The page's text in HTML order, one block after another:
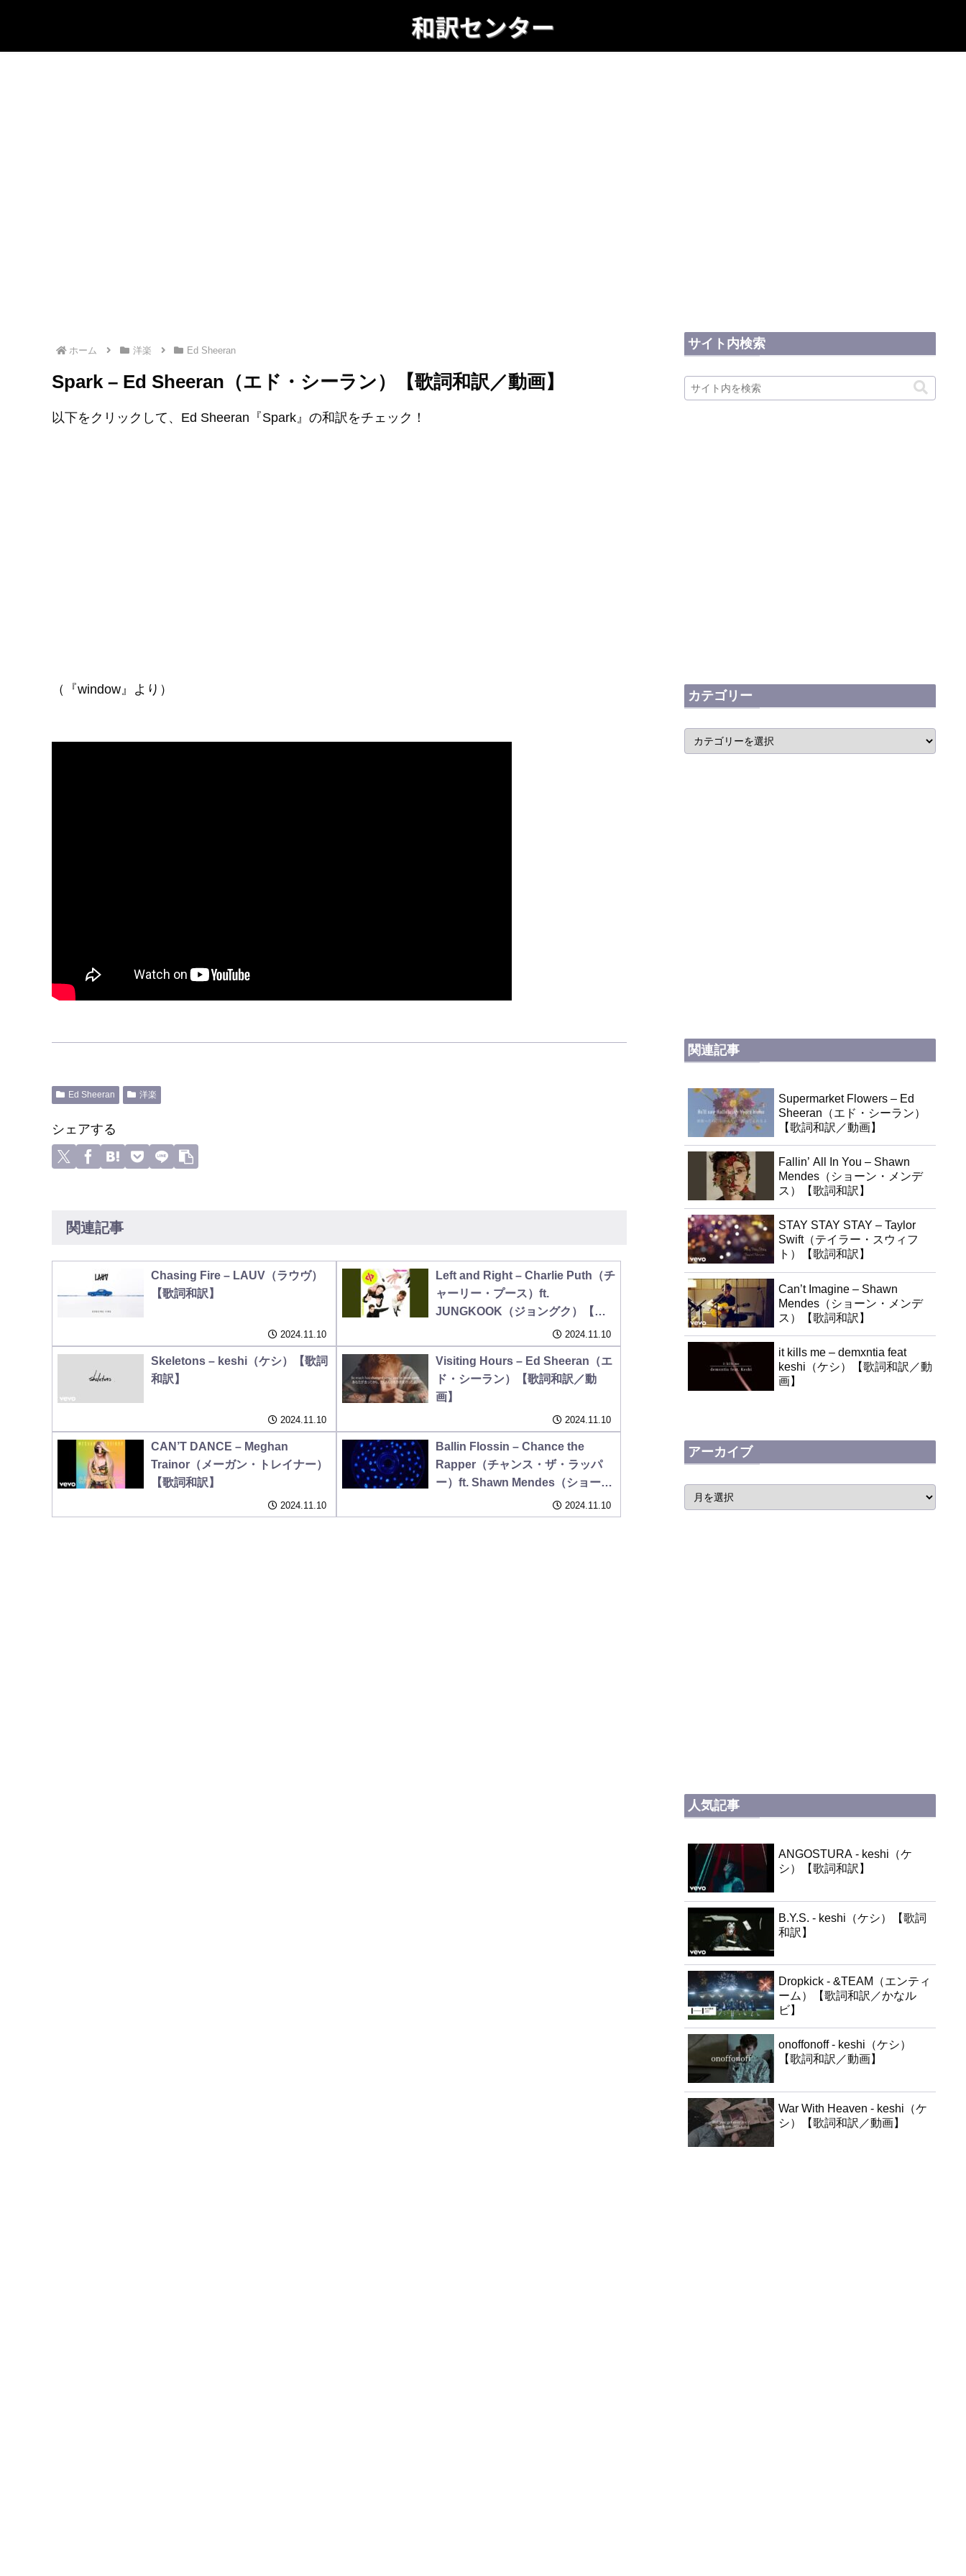
ホーム 洋楽 Ed Sheeran
Spark – Ed Sheeran（エド・シーラン）【歌詞和訳／動画】
以下をクリックして、Ed Sheeran『Spark』の和訳をチェック！
（『window』より）
Ed Sheeran 洋楽
シェアする
関連記事
Chasing Fire – LAUV（ラウヴ）
【歌詞和訳】
2024.11.10
Left and Right – Charlie Puth（チ
ャーリー・プース）ft.
JUNGKOOK（ジョングク）【歌
2024.11.10
Skeletons – keshi（ケシ）【歌詞
和訳】
2024.11.10
Visiting Hours – Ed Sheeran（エ
ド・シーラン）【歌詞和訳／動
画】
2024.11.10
CAN’T DANCE – Meghan
Trainor（メーガン・トレイナー）
【歌詞和訳】
2024.11.10
Ballin Flossin – Chance the
Rapper（チャンス・ザ・ラッパ
ー）ft. Shawn Mendes（ショー
ン・メンデス）【歌詞和訳】2024.11.10
サイト内検索
カテゴリー
関連記事
Supermarket Flowers – Ed
Sheeran（エド・シーラン）
【歌詞和訳／動画】
Fallin’ All In You – Shawn
Mendes（ショーン・メンデ
ス）【歌詞和訳】
STAY STAY STAY – Taylor
Swift（テイラー・スウィフ
ト）【歌詞和訳】
Can’t Imagine – Shawn
Mendes（ショーン・メンデ
ス）【歌詞和訳】
it kills me – demxntia feat
keshi（ケシ）【歌詞和訳／動
画】
アーカイブ
人気記事
ANGOSTURA - keshi（ケ
シ）【歌詞和訳】
B.Y.S. - keshi（ケシ）【歌詞
和訳】
Dropkick - &TEAM（エンティ
ーム）【歌詞和訳／かなル
ビ】
onoffonoff - keshi（ケシ）
【歌詞和訳／動画】
War With Heaven - keshi（ケ
シ）【歌詞和訳／動画】